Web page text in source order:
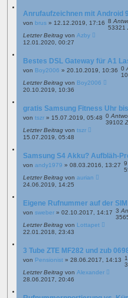
Anrufaufzeichnen mit Android 9
von brus » 12.12.2019, 17:16 8
53321
Letzter Beitrag von Azby
12.01.2020, 00:27
Bestes DSL Gateway für A1
von Boy2006 » 20.10.2019, 10:36 0
Letzter Beitrag von Boy2006
20.10.2019, 10:36
gratis Samsung Fitness Uhr
von tszr » 15.07.2019, 05:48 0
39102
Letzter Beitrag von tszr
15.07.2019, 05:48
Samsung S4 Akku? Aufbläh-
von andy1979 » 08.03.2016, 13:27 9
Letzter Beitrag von aurian
24.06.2019, 14:25
Eigene Rufnummer auf der
von sweber » 02.10.2017, 14:17 3
Letzter Beitrag von Lottapet
22.01.2018, 23:43
3 Tube ZTE MF282 und zub
von Pensionist » 28.06.2017, 14:13 1
Letzter Beitrag von Alexander
28.06.2017, 20:46